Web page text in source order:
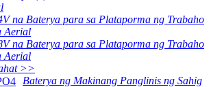
na Baterya para sa Plataporma ng Trabaho
Aerial
na Baterya para sa Plataporma ng Trabaho
Aerial
>>
Baterya ng Makinang Panglinis ng Sahig